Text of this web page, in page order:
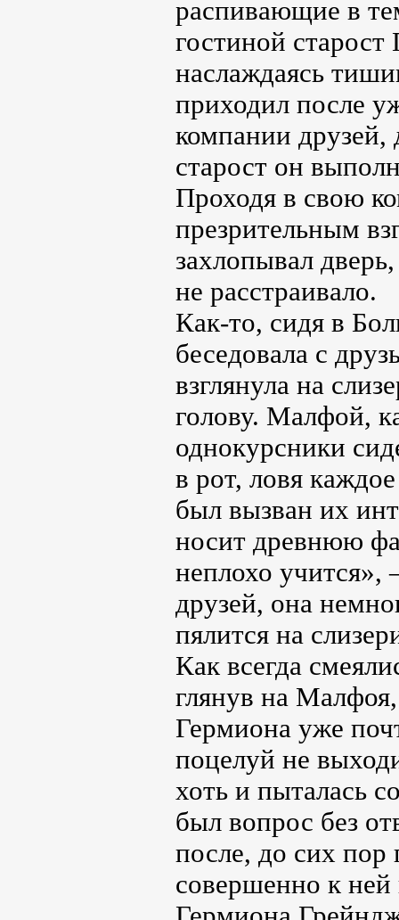
распивающие в
гостиной старост
наслаждаясь
приходил после
компании друзей,
старост он
Проходя в свою
презрительным
захлопывал
не расстраивало.
Как-то, сидя в
беседовала с
взглянула на
голову. Малфой,
однокурсники
в рот, ловя
был вызван их
носит древнюю
неплохо
друзей, она
пялится на
Как всегда
глянув на
Гермиона уже
поцелуй не
хоть и пыталась
был вопрос без
после, до сих пор
совершенно к ней